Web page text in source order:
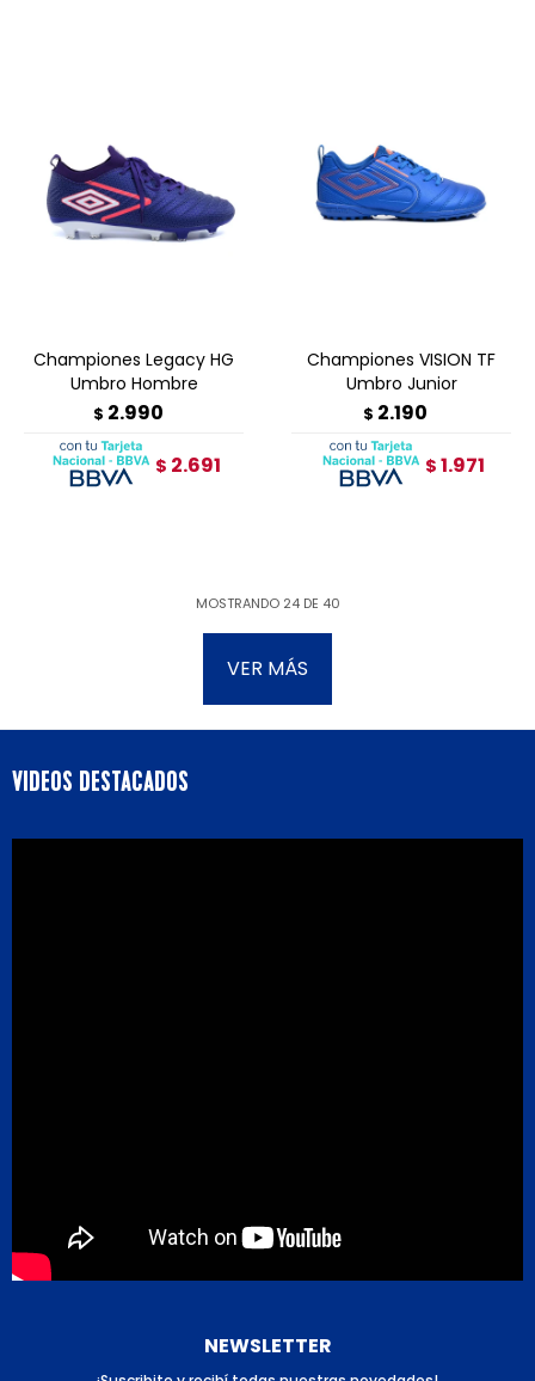
Championes Legacy HG
Umbro Hombre
$ 2.990
$ 2.691
Championes VISION TF
Umbro Junior
$ 2.190
$ 1.971
MOSTRANDO 24DE 40
VER MÁS
VIDEOS DESTACADOS
NEWSLETTER